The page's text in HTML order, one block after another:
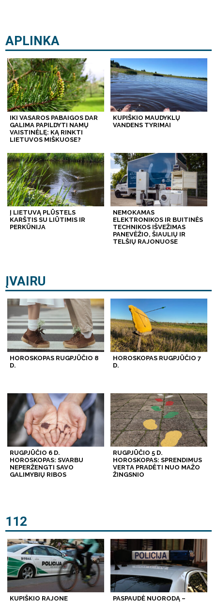
APLINKA
IKI VASAROS PABAIGOS DAR
GALIMA PAPILDYTI NAMŲ
VAISTINĖLĘ: KĄ RINKTI
LIETUVOS MIŠKUOSE?
KUPIŠKIO MAUDYKLŲ
VANDENS TYRIMAI
Į LIETUVĄ PLŪSTELS
KARŠTIS SU LIŪTIMIS IR
PERKŪNIJA
NEMOKAMAS
ELEKTRONIKOS IR BUITINĖS
TECHNIKOS IŠVEŽIMAS
PANEVĖŽIO, ŠIAULIŲ IR
TELŠIŲ RAJONUOSE
ĮVAIRU
HOROSKOPAS RUGPJŪČIO 8
D.
HOROSKOPAS RUGPJŪČIO 7
D.
RUGPJŪČIO 6 D.
HOROSKOPAS: SVARBU
NEPERŽENGTI SAVO
GALIMYBIŲ RIBOS
RUGPJŪČIO 5 D.
HOROSKOPAS: SPRENDIMUS
VERTA PRADĖTI NUO MAŽO
ŽINGSNIO
112
KUPIŠKIO RAJONE
PASPAUDĖ NUORODĄ –